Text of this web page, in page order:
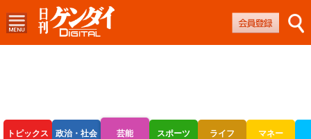
トピックス 政治・社会 芸能 スポーツ ライフ マネー